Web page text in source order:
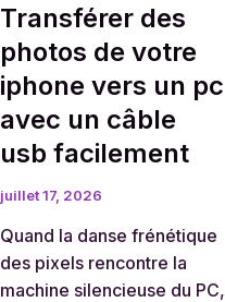
Transférer des
photos de votre
iphone vers un pc
avec un câble
usb facilement
juillet 17, 2026
Quand la danse frénétique
des pixels rencontre la
machine silencieuse du PC,
pc
avec
un
câble
usb
facilement